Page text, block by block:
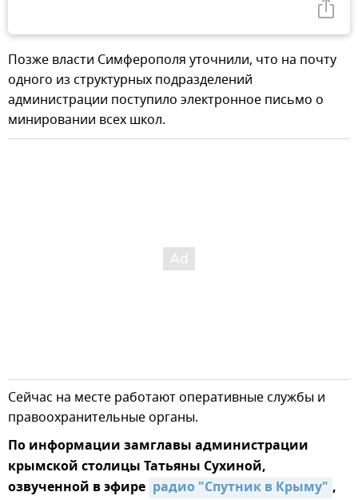
Позже власти Симферополя уточнили, что на почту
одного из структурных подразделений
администрации поступило электронное письмо о
минировании всех школ.
Сейчас на месте работают оперативные службы и
правоохранительные органы.
По информации замглавы администрации
крымской столицы Татьяны Сухиной,
озвученной в эфире радио "Спутник в Крыму" ,